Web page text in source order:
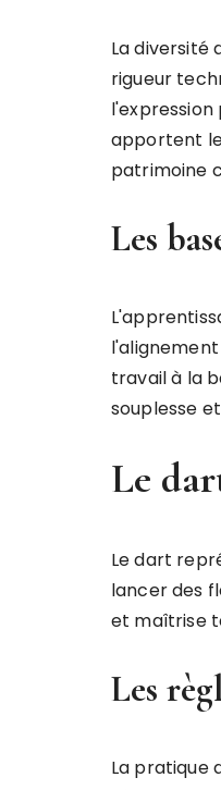
La diversité
rigueur
l'expression
apportent
patrimoine
Les
travail à la
souplesse
Le
Le dart
lancer des
et maîtrise
Les
La pratique